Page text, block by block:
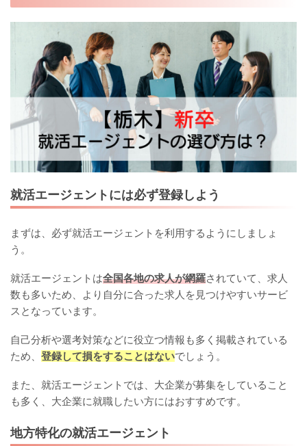
就活エージェントには必ず登録しよう
まずは、必ず就活エージェントを利用するようにしましょ
う。
就活エージェントは全国各地の求人が網羅されていて、求人
数も多いため、より自分に合った求人を見つけやすいサービ
スとなっています。
自己分析や選考対策などに役立つ情報も多く掲載されている
ため、 登録して損をすることはないでしょう。
また、就活エージェントでは、大企業が募集をしていること
も多く、大企業に就職したい方にはおすすめです。
地方特化の就活エージェント